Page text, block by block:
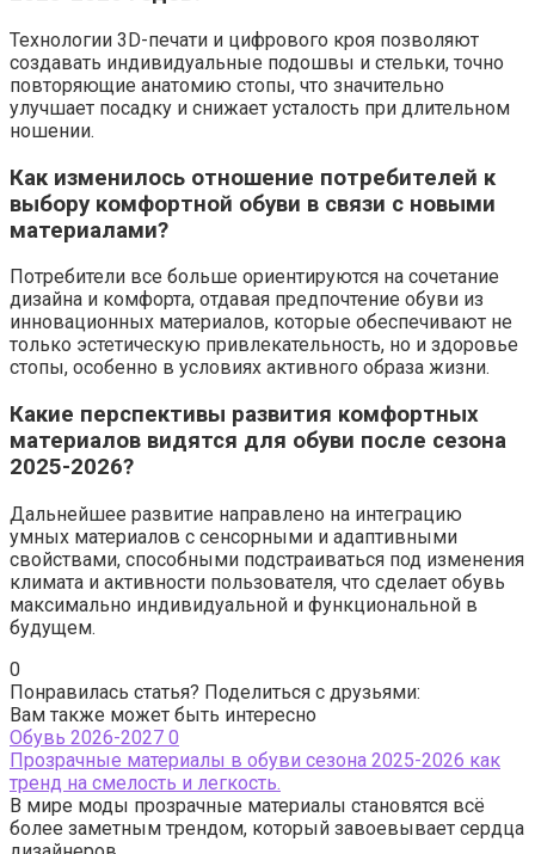
Технологии 3D-печати и цифрового кроя позволяют
создавать индивидуальные подошвы и стельки, точно
повторяющие анатомию стопы, что значительно
улучшает посадку и снижает усталость при длительном
ношении.
Как изменилось отношение потребителей к
выбору комфортной обуви в связи с новыми
материалами?
Потребители все больше ориентируются на сочетание
дизайна и комфорта, отдавая предпочтение обуви из
инновационных материалов, которые обеспечивают не
только эстетическую привлекательность, но и здоровье
стопы, особенно в условиях активного образа жизни.
Какие перспективы развития комфортных
материалов видятся для обуви после сезона
2025-2026?
Дальнейшее развитие направлено на интеграцию
умных материалов с сенсорными и адаптивными
свойствами, способными подстраиваться под изменения
климата и активности пользователя, что сделает обувь
максимально индивидуальной и функциональной в
будущем.
0
Понравилась статья? Поделиться с друзьями:
Вам также может быть интересно
Обувь 2026-2027 0
Прозрачные материалы в обуви сезона 2025-2026 как
тренд на смелость и легкость.
В мире моды прозрачные материалы становятся всё
более заметным трендом, который завоевывает сердца